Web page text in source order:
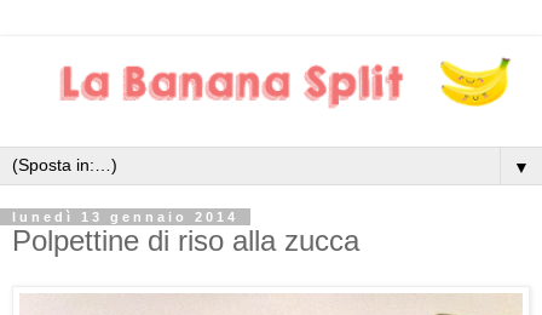
▼
lunedì 13 gennaio 2014
Polpettine di riso alla zucca